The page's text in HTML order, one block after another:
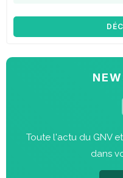
Toute l'actu du GNV
dans